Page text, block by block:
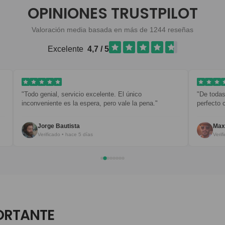
OPINIONES TRUSTPILOT
Valoración media basada en más de 1244 reseñas
Excelente 4,7 / 5
la pena."
"De todas mis prendas, esta es mi favorita.
perfecto con todo."
Verificado • hace 6 días